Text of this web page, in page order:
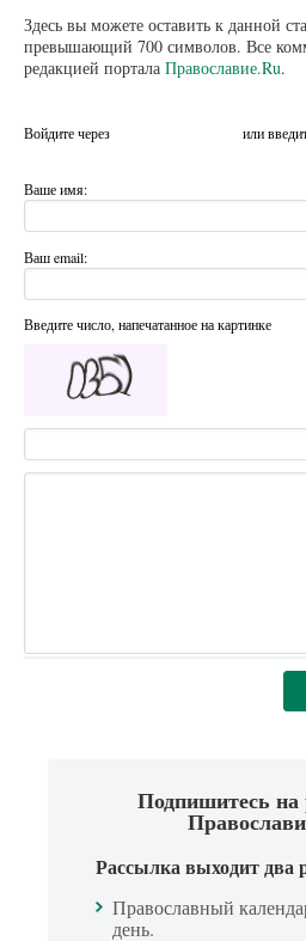
Здесь вы можете оставить к данной
превышающий 700 символов. Все
редакцией портала Православие.Ru.
Войдите через или
Ваше имя:
Ваш email:
Введите число, напечатанное на картинке
Подпишитесь на
Рассылка выходит два
Православный
день.